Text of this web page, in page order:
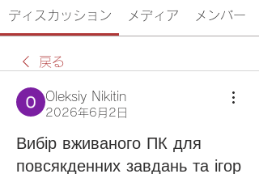
ディスカッション メディア メンバー
戻る
Oleksiy Nikitin
2026年6月2日
Вибір вживаного ПК для
повсякденних завдань та ігор